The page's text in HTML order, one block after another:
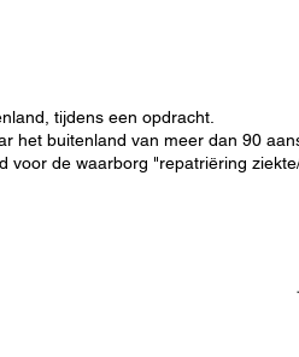
tijdens een opdracht.
het buitenland van meer dan 90
de waarborg "repatriëring